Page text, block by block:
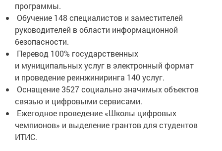
программы.
Обучение 148 специалистов и заместителей
руководителей в области информационной
безопасности.
Перевод 100% государственных
и муниципальных услуг в электронный формат
и проведение реинжиниринга 140 услуг.
Оснащение 3527 социально значимых объектов
связью и цифровыми сервисами.
Ежегодное проведение «Школы цифровых
чемпионов» и выделение грантов для студентов
ИТИС.